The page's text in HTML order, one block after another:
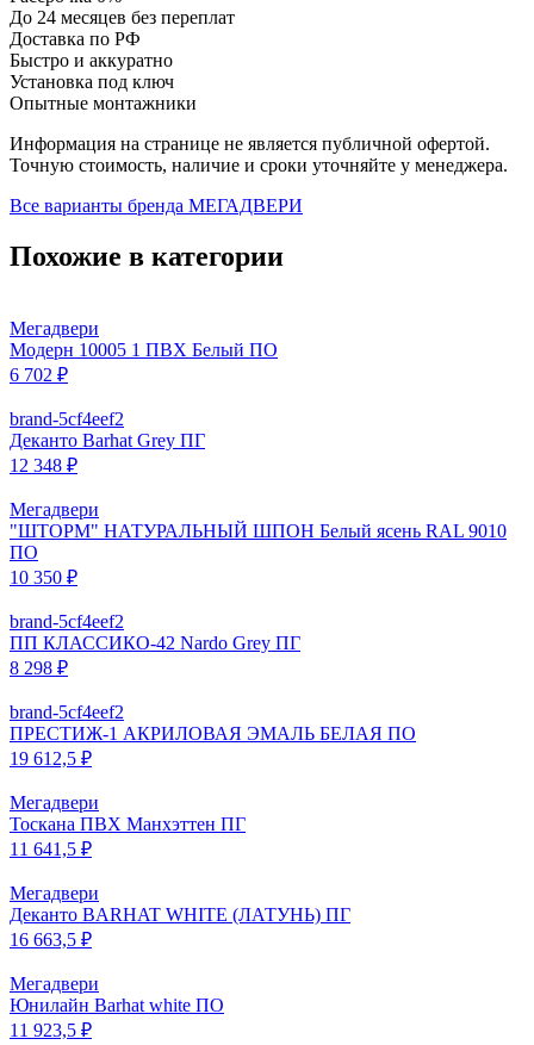
До 24 месяцев без переплат
Доставка по РФ
Быстро и аккуратно
Установка под ключ
Опытные монтажники
Информация на странице не является публичной офертой.
Точную стоимость, наличие и сроки уточняйте у менеджера.
Все варианты бренда МЕГАДВЕРИ
Похожие в категории
Мегадвери
Модерн 10005 1 ПВХ Белый ПО
6 702 ₽
brand-5cf4eef2
Деканто Barhat Grey ПГ
12 348 ₽
Мегадвери
"ШТОРМ" НАТУРАЛЬНЫЙ ШПОН Белый ясень RAL 9010
ПО
10 350 ₽
brand-5cf4eef2
ПП КЛАССИКО-42 Nardo Grey ПГ
8 298 ₽
brand-5cf4eef2
ПРЕСТИЖ-1 АКРИЛОВАЯ ЭМАЛЬ БЕЛАЯ ПО
19 612,5 ₽
Мегадвери
Тоскана ПВХ Манхэттен ПГ
11 641,5 ₽
Мегадвери
Деканто BARHAT WHITE (ЛАТУНЬ) ПГ
16 663,5 ₽
Мегадвери
Юнилайн Barhat white ПО
11 923,5 ₽